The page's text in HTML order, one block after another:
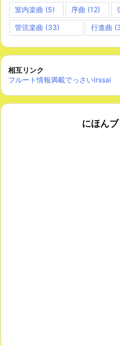
室内楽曲 (5) 序曲 (12)
管弦楽曲 (33) 行進曲
相互リンク
フルート情報満載でっさいIrssai
にほん